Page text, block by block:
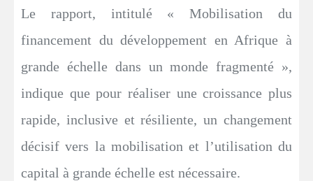
Le rapport, intitulé « Mobilisation du
financement du développement en Afrique à
grande échelle dans un monde fragmenté »,
indique que pour réaliser une croissance plus
rapide, inclusive et résiliente, un changement
décisif vers la mobilisation et l’utilisation du
capital à grande échelle est nécessaire.